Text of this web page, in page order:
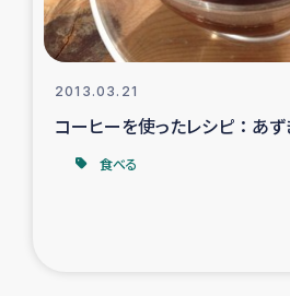
2013.03.21
コーヒーを使ったレシピ ： あ
食べる